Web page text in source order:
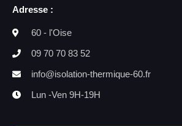
Adresse :
60 - l'Oise
09 70 70 83 52
info@isolation-thermique-60.fr
Lun -Ven 9H-19H